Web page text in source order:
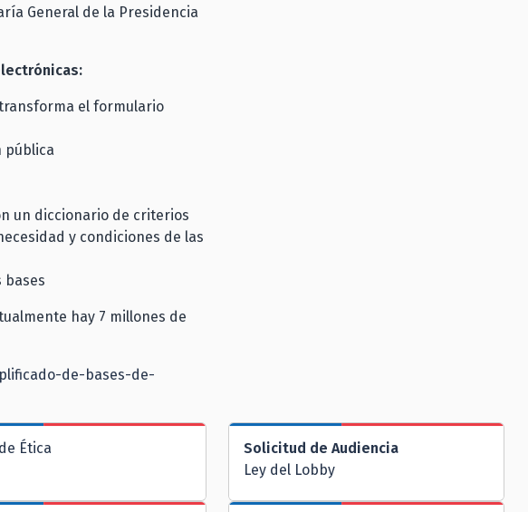
General de la Presidencia
el formulario
pública
un diccionario de criterios
y condiciones de las
bases
hay 7 millones de
de-bases-de-
de Ética
Solicitud de Audiencia
Ley del Lobby